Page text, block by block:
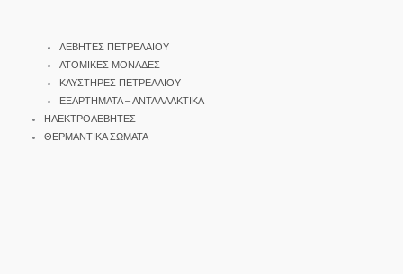
ΛΕΒΗΤΕΣ ΠΕΤΡΕΛΑΙΟΥ
ΑΤΟΜΙΚΕΣ ΜΟΝΑΔΕΣ
ΚΑΥΣΤΗΡΕΣ ΠΕΤΡΕΛΑΙΟΥ
ΕΞΑΡΤΗΜΑΤΑ – ΑΝΤΑΛΛΑΚΤΙΚΑ
ΗΛΕΚΤΡΟΛΕΒΗΤΕΣ
ΘΕΡΜΑΝΤΙΚΑ ΣΩΜΑΤΑ